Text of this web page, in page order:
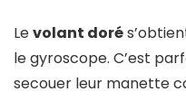
Levolant doré
le gyroscope. C’est
secouer leur manette